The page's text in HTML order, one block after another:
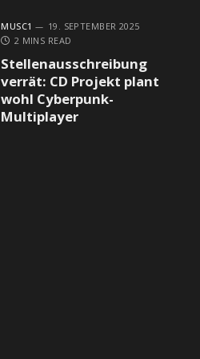
MUSC1
19. SEPTEMBER 2025
2 MINS READ
Stellenausschreibung
verrät: CD Projekt plant
wohl Cyberpunk-
Multiplayer